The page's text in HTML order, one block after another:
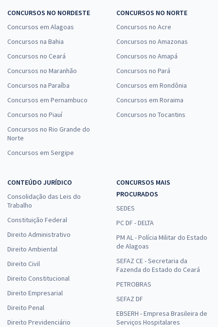
CONCURSOS NO NORDESTE
Concursos em Alagoas
Concursos na Bahia
Concursos no Ceará
Concursos no Maranhão
Concursos na Paraíba
Concursos em Pernambuco
Concursos no Piauí
Concursos no Rio Grande do
Norte
Concursos em Sergipe
CONCURSOS NO NORTE
Concursos no Acre
Concursos no Amazonas
Concursos no Amapá
Concursos no Pará
Concursos em Rondônia
Concursos em Roraima
Concursos no Tocantins
CONTEÚDO JURÍDICO
Consolidação das Leis do
Trabalho
Constituição Federal
Direito Administrativo
Direito Ambiental
Direito Civil
Direito Constitucional
Direito Empresarial
Direito Penal
Direito Previdenciário
CONCURSOS MAIS
PROCURADOS
SEDES
PC DF - DELTA
PM AL - Polícia Militar do Estado
de Alagoas
SEFAZ CE - Secretaria da
Fazenda do Estado do Ceará
PETROBRAS
SEFAZ DF
EBSERH - Empresa Brasileira de
Serviços Hospitalares